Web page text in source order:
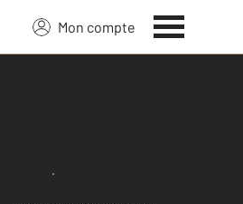
Mon compte
ma recherche